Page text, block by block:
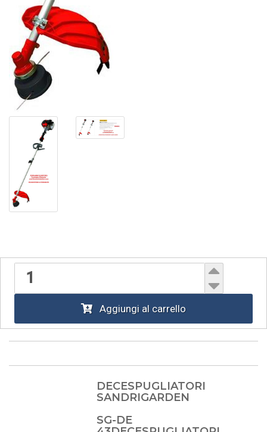
DECESPUGLIATORI
SANDRIGARDEN
SG-DE
Aggiungi al carrello